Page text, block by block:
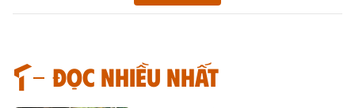
Đọc nhiều nhất